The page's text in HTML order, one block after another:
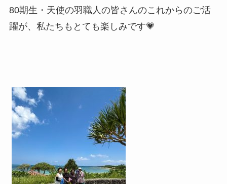
80期生・天使の羽職人の皆さんのこれからのご活
躍が、私たちもとても楽しみです💗